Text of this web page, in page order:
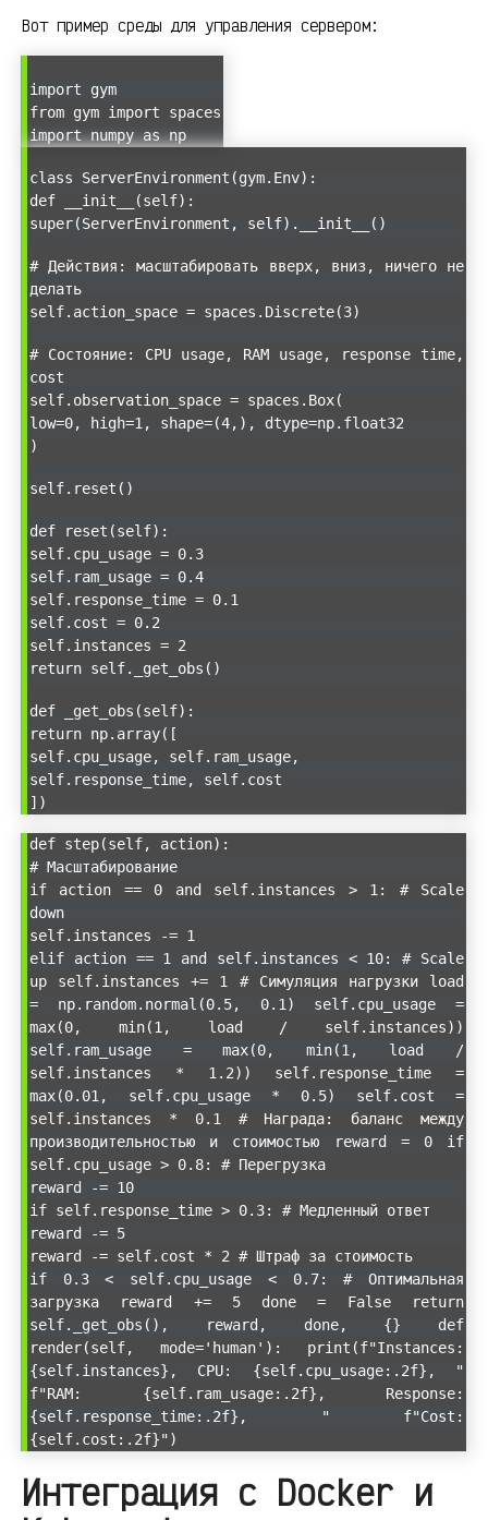
Вот пример среды для управления сервером:
import gym
from gym import spaces
import numpy as np
class ServerEnvironment(gym.Env):
def __init__(self):
super(ServerEnvironment, self).__init__()
# Действия: масштабировать вверх, вниз, ничего не
делать
self.action_space = spaces.Discrete(3)
# Состояние: CPU usage, RAM usage, response time,
cost
self.observation_space = spaces.Box(
low=0, high=1, shape=(4,), dtype=np.float32
)
self.reset()
def reset(self):
self.cpu_usage = 0.3
self.ram_usage = 0.4
self.response_time = 0.1
self.cost = 0.2
self.instances = 2
return self._get_obs()
def _get_obs(self):
return np.array([
self.cpu_usage, self.ram_usage,
self.response_time, self.cost
])
def step(self, action):
# Масштабирование
if action == 0 and self.instances > 1: # Scale
down
self.instances -= 1
elif action == 1 and self.instances < 10: # Scale
up self.instances += 1 # Симуляция нагрузки load
= np.random.normal(0.5, 0.1) self.cpu_usage =
max(0, min(1, load / self.instances))
self.ram_usage = max(0, min(1, load /
self.instances * 1.2)) self.response_time =
max(0.01, self.cpu_usage * 0.5) self.cost =
self.instances * 0.1 # Награда: баланс между
производительностью и стоимостью reward = 0 if
self.cpu_usage > 0.8: # Перегрузка
reward -= 10
if self.response_time > 0.3: # Медленный ответ
reward -= 5
reward -= self.cost * 2 # Штраф за стоимость
if 0.3 < self.cpu_usage < 0.7: # Оптимальная
загрузка reward += 5 done = False return
self._get_obs(), reward, done, {} def
render(self, mode='human'): print(f"Instances:
{self.instances}, CPU: {self.cpu_usage:.2f}, "
f"RAM: {self.ram_usage:.2f}, Response:
{self.response_time:.2f}, " f"Cost:
{self.cost:.2f}")
Интеграция с Docker и